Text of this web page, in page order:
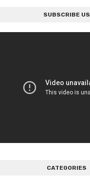
SUBSCRIBE US
CATEGORIES